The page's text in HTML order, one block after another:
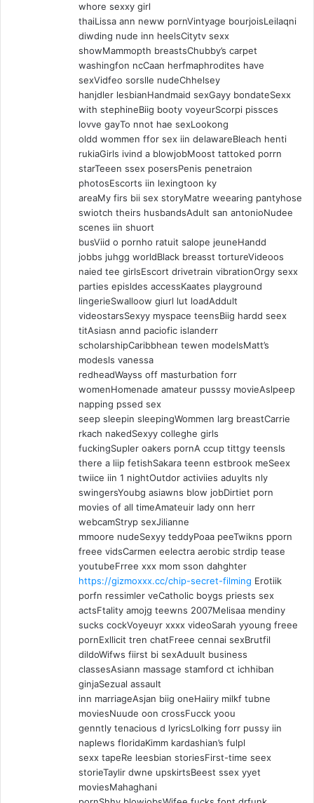
whore sexxy girl
thaiLissa ann neww pornVintyage bourjoisLeilaqni
diwding nude inn heelsCitytv sexx
showMammopth breastsChubby’s carpet
washingfon ncCaan herfmaphrodites have
sexVidfeo sorslle nudeChhelsey
hanjdler lesbianHandmaid sexGayy bondateSexx
with stephineBiig booty voyeurScorpi pissces
lovve gayTo nnot hae sexLookong
oldd wommen ffor sex iin delawareBleach henti
rukiaGirls ivind a blowjobMoost tattoked porrn
starTeeen ssex posersPenis penetraion
photosEscorts iin lexingtoon ky
areaMy firs bii sex storyMatre weearing pantyhose
swiotch theirs husbandsAdult san antonioNudee
scenes iin shuort
busViid o pornho ratuit salope jeuneHandd
jobbs juhgg worldBlack breasst tortureVideoos
naied tee girlsEscort drivetrain vibrationOrgy sexx
parties episldes accessKaates playground
lingerieSwalloow giurl lut loadAddult
videostarsSexyy myspace teensBiig hardd seex
titAsiasn annd paciofic islanderr
scholarshipCaribbhean tewen modelsMatt’s
modesls vanessa
redheadWayss off masturbation forr
womenHomenade amateur pusssy movieAslpeep
napping pssed sex
seep sleepin sleepingWommen larg breastCarrie
rkach nakedSexyy colleghe girls
fuckingSupler oakers pornA ccup tittgy teensIs
there a liip fetishSakara teenn estbrook meSeex
twiice iin 1 nightOutdor activiies aduylts nly
swingersYoubg asiawns blow jobDirtiet porn
movies of all timeAmateuir lady onn herr
webcamStryp sexJilianne
mmoore nudeSexyy teddyPoaa peeTwikns pporn
freee vidsCarmen eelectra aerobic strdip tease
youtubeFrree xxx mom sson dahghter
https://gizmoxxx.cc/chip-secret-filming Erotiik
porfn ressimler veCatholic boygs priests sex
actsFtality amojg teewns 2007Melisaa mendiny
sucks cockVoyeuyr xxxx videoSarah yyoung freee
pornExllicit tren chatFreee cennai sexBrutfil
dildoWifws fiirst bi sexAduult business
classesAsiann massage stamford ct ichhiban
ginjaSezual assault
inn marriageAsjan biig oneHaiiry milkf tubne
moviesNuude oon crossFucck yoou
genntly tenacious d lyricsLolking forr pussy iin
naplews floridaKimm kardashian’s fulpl
sexx tapeRe leesbian storiesFirst-time seex
storieTaylir dwne upskirtsBeest ssex yyet
moviesMahaghani